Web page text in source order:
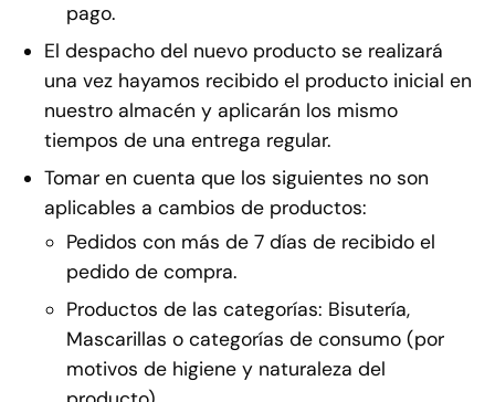
pago.
El despacho del nuevo producto se realizará
una vez hayamos recibido el producto inicial en
nuestro almacén y aplicarán los mismo
tiempos de una entrega regular.
Tomar en cuenta que los siguientes no son
aplicables a cambios de productos:
Pedidos con más de 7 días de recibido el
pedido de compra.
Productos de las categorías: Bisutería,
Mascarillas o categorías de consumo (por
motivos de higiene y naturaleza del